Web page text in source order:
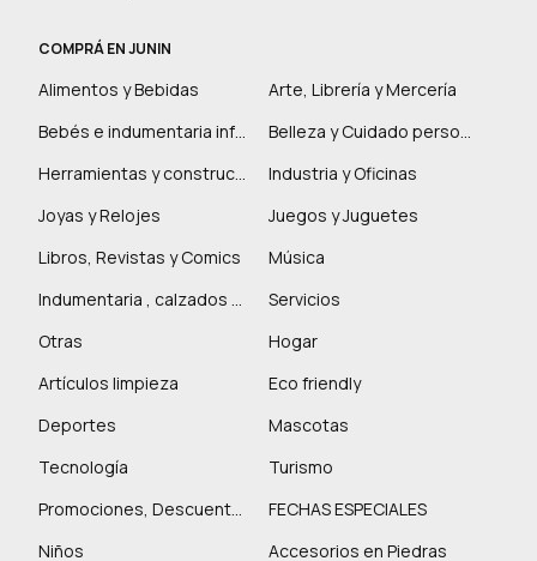
COMPRÁ EN JUNIN
Alimentos y Bebidas
Arte, Librería y Mercería
Bebés e indumentaria infantil
Belleza y Cuidado personal
Herramientas y construcción
Industria y Oficinas
Joyas y Relojes
Juegos y Juguetes
Libros, Revistas y Comics
Música
Indumentaria , calzados y marroquinería
Servicios
Otras
Hogar
Artículos limpieza
Eco friendly
Deportes
Mascotas
Tecnología
Turismo
Promociones, Descuentos y más
FECHAS ESPECIALES
Niños
Accesorios en Piedras